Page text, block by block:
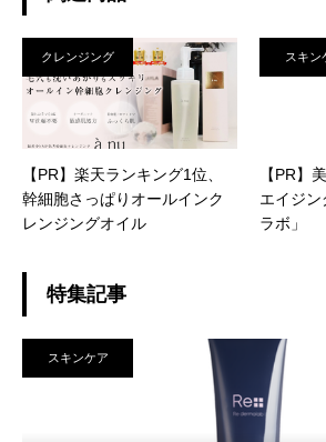
クレンジング
【PR】楽天ランキング1位、
幹細胞さっぱりオールインク
レンジングオイル
スキン
【PR】
エイジン
ラボ」
特集記事
スキンケア